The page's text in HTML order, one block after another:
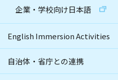
企業・学校向け日本語
English Immersion Activities
自治体・省庁との連携